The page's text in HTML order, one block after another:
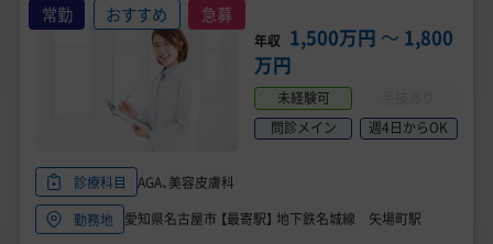
常勤 おすすめ 急募
年収 1,500万円 〜 1,800
万円
未経験可
問診メイン
週4日からOK
診療科目
AGA、美容皮膚科
勤務地
愛知県名古屋市 【最寄駅】 地下鉄名城線 矢場町駅